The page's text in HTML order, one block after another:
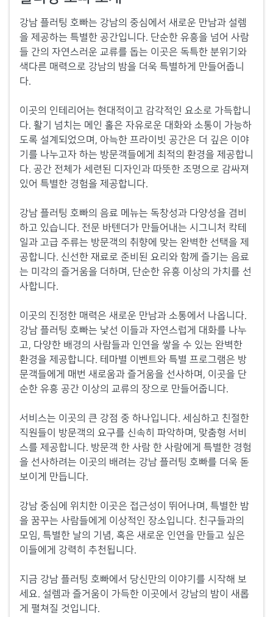
강남 플러팅 호빠는 강남의 중심에서 새로운 만남과 설렘
을 제공하는 특별한 공간입니다. 단순한 유흥을 넘어 사람
들 간의 자연스러운 교류를 돕는 이곳은 독특한 분위기와
색다른 매력으로 강남의 밤을 더욱 특별하게 만들어줍니
다.
이곳의 인테리어는 현대적이고 감각적인 요소로 가득합니
다. 활기 넘치는 메인 홀은 자유로운 대화와 소통이 가능하
도록 설계되었으며, 아늑한 프라이빗 공간은 더 깊은 이야
기를 나누고자 하는 방문객들에게 최적의 환경을 제공합니
다. 공간 전체가 세련된 디자인과 따뜻한 조명으로 감싸져
있어 특별한 경험을 제공합니다.
강남 플러팅 호빠의 음료 메뉴는 독창성과 다양성을 겸비
하고 있습니다. 전문 바텐더가 만들어내는 시그니처 칵테
일과 고급 주류는 방문객의 취향에 맞는 완벽한 선택을 제
공합니다. 신선한 재료로 준비된 요리와 함께 즐기는 음료
는 미각의 즐거움을 더하며, 단순한 유흥 이상의 가치를 선
사합니다.
이곳의 진정한 매력은 새로운 만남과 소통에서 나옵니다.
강남 플러팅 호빠는 낯선 이들과 자연스럽게 대화를 나누
고, 다양한 배경의 사람들과 인연을 쌓을 수 있는 완벽한
환경을 제공합니다. 테마별 이벤트와 특별 프로그램은 방
문객들에게 매번 새로움과 즐거움을 선사하며, 이곳을 단
순한 유흥 공간 이상의 교류의 장으로 만들어줍니다.
서비스는 이곳의 큰 강점 중 하나입니다. 세심하고 친절한
직원들이 방문객의 요구를 신속히 파악하며, 맞춤형 서비
스를 제공합니다. 방문객 한 사람 한 사람에게 특별한 경험
을 선사하려는 이곳의 배려는 강남 플러팅 호빠를 더욱 돋
보이게 만듭니다.
강남 중심에 위치한 이곳은 접근성이 뛰어나며, 특별한 밤
을 꿈꾸는 사람들에게 이상적인 장소입니다. 친구들과의
모임, 특별한 날의 기념, 혹은 새로운 인연을 만들고 싶은
이들에게 강력히 추천됩니다.
지금 강남 플러팅 호빠에서 당신만의 이야기를 시작해 보
세요. 설렘과 즐거움이 가득한 이곳에서 강남의 밤이 새롭
게 펼쳐질 것입니다.